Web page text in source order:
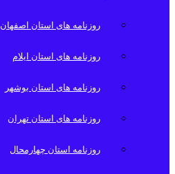
روزنامه های استان اصفهان
روزنامه های استان ایلام
روزنامه های استان بوشهر
روزنامه های استان تهران
روزنامه استان چهارمحال